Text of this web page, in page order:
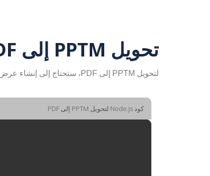
تحويل PPTM إلى PDF باستخدام Node.js
لتحويل PPTM إلى PDF، ستحتاج إلى إنشاء عرض تقديمي من ملف PPTM وحفظه باسم PDF.
كود Node.js لتحويل PPTM إلى PDF